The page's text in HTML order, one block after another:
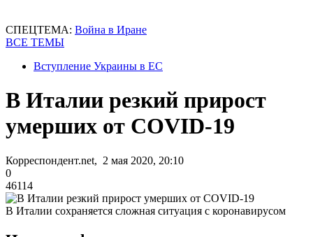
СПЕЦТЕМА: Война в Иране
ВСЕ ТЕМЫ
Вступление Украины в ЕС
В Италии резкий прирост
умерших от COVID-19
Корреспондент.net, 2 мая 2020, 20:10
0
46114
В Италии сохраняется сложная ситуация с коронавирусом